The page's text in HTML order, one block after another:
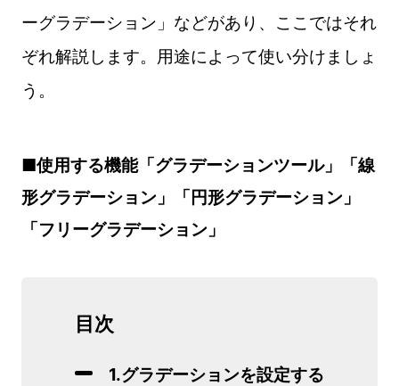
ーグラデーション」などがあり、ここではそれ
ぞれ解説します。用途によって使い分けましょ
う。
■使用する機能「グラデーションツール」「線
形グラデーション」「円形グラデーション」
「フリーグラデーション」
目次
1.グラデーションを設定する